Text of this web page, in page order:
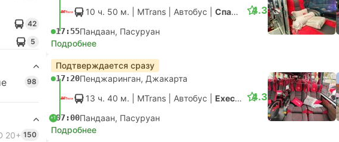
42
5
98
20+ 150
10 ч. 50 м. | MTrans Автобус Спальный
17:55Пандаан, Пасуруан
4.3
Подробнее
Подтверждается сразу
17:20Пенджаринган, Джакарта
13 ч. 40 м. | MTrans Автобус Executive
+107:00Пандаан, Пасуруан
4.3
Подробнее